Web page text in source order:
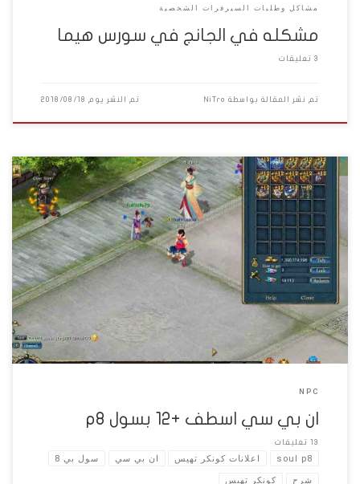
مشاكل وطلبات السيرفرات الشخصية
مشكله في الجانج في سورس هيما
3 تعليقات
تم نشر المقالة بواسطة NiTro تم النشر يوم 2018/08/18
الان بي سي عباره عن ان بي سي اسطف عادي بي بيجبهالك بسول p8
وهتلاقي شرح اضافة صولات 8 لسيرفيرك من محمد ياسر الن بي سي مش
كامل هو بيعتمد اعتماد كلي علي ان بي سي p7 الي موجود عندك يعني
لو عند ان بي سي بيدي اسطف +12 p7 […]
NPC
ان بي سي اسطف +12 بسول p8
13 تعليقات
soul p8 اعلانات كونكر تهيس ان بي سي
سول بي 8
شرح
كونكر تهيس